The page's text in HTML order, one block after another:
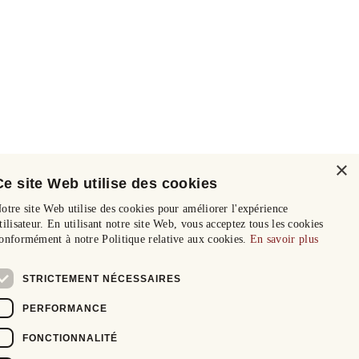
×
site Web utilise des cookies
site Web utilise des cookies pour améliorer l'expérience
En utilisant notre site Web, vous acceptez tous les cookies
à notre Politique relative aux cookies. En savoir plus
STRICTEMENT NÉCESSAIRES
PERFORMANCE
FONCTIONNALITÉ